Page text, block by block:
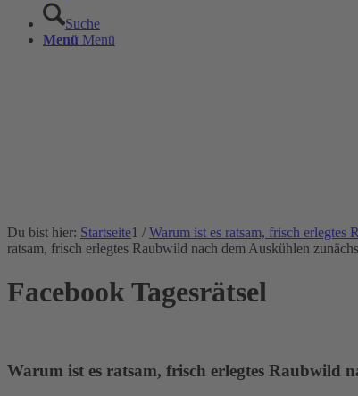
Suche
Menü Menü
Du bist hier: Startseite1 / Warum ist es ratsam, frisch erlegtes
ratsam, frisch erlegtes Raubwild nach dem Auskühlen
Facebook Tagesrätsel
Warum ist es ratsam, frisch erlegtes Raubwild